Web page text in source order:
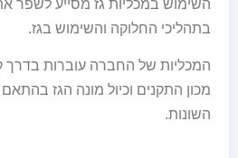
השימוש במכליות גז מסייע לשפר
בתהליכי החלוקה והשימוש בגז.
המכליות של החברה עוברות בדרך
מכון התקנים וכיול מונה הגז
השונות.